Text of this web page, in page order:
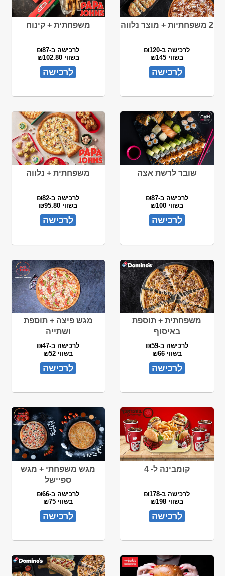
2 משפחתיות + מוצר נלווה
לרכישה ב-₪120
בשווי ₪145
לרכישה
משפחתית + קינוח
לרכישה ב-₪87
בשווי ₪102.80
לרכישה
שובר לרשת אצה
לרכישה ב-₪87
בשווי ₪100
לרכישה
משפחתית + נלווה
לרכישה ב-₪82
בשווי ₪95.80
לרכישה
משפחתית + תוספת
באיסוף
לרכישה ב-₪59
בשווי ₪66
לרכישה
מגש פיצה + תוספת
ושתייה
לרכישה ב-₪47
בשווי ₪52
לרכישה
קומבינה ל- 4
לרכישה ב-₪178
בשווי ₪198
לרכישה
מגש משפחתי + מגש
ספיישל
לרכישה ב-₪66
בשווי ₪75
לרכישה